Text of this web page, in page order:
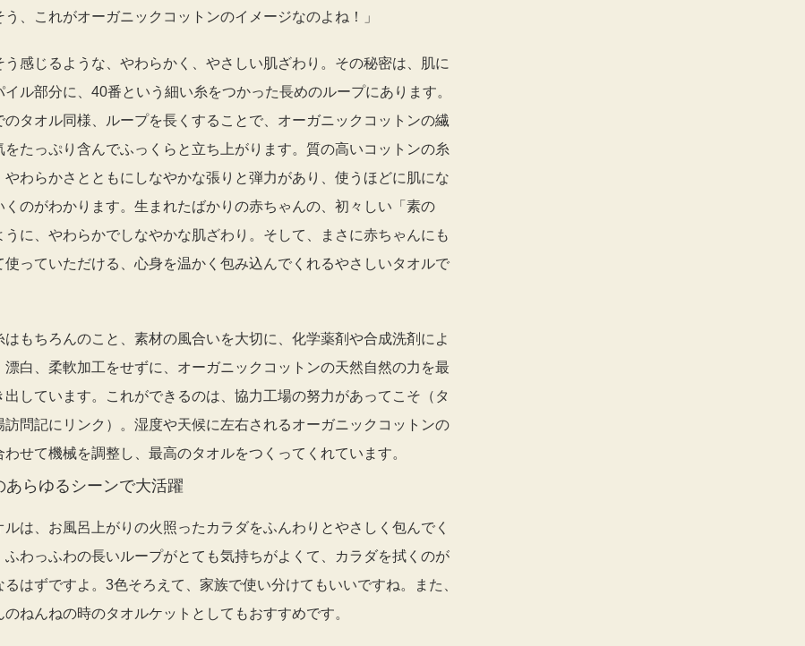
う、これがオーガニックコットンのイメージなのよね！」
う感じるような、やわらかく、やさしい肌ざわり。その秘密は、肌に
イル部分に、40番という細い糸をつかった長めのループにあります。
のタオル同様、ループを長くすることで、オーガニックコットンの繊
をたっぷり含んでふっくらと立ち上がります。質の高いコットンの糸
やわらかさとともにしなやかな張りと弾力があり、使うほどに肌にな
くのがわかります。生まれたばかりの赤ちゃんの、初々しい「素の
うに、やわらかでしなやかな肌ざわり。そして、まさに赤ちゃんにも
使っていただける、心身を温かく包み込んでくれるやさしいタオルで
はもちろんのこと、素材の風合いを大切に、化学薬剤や合成洗剤によ
漂白、柔軟加工をせずに、オーガニックコットンの天然自然の力を最
出しています。これができるのは、協力工場の努力があってこそ（タ
訪問記にリンク）。湿度や天候に左右されるオーガニックコットンの
わせて機械を調整し、最高のタオルをつくってくれています。
あらゆるシーンで大活躍
ルは、お風呂上がりの火照ったカラダをふんわりとやさしく包んでく
ふわっふわの長いループがとても気持ちがよくて、カラダを拭くのが
るはずですよ。3色そろえて、家族で使い分けてもいいですね。また、
のねんねの時のタオルケットとしてもおすすめです。